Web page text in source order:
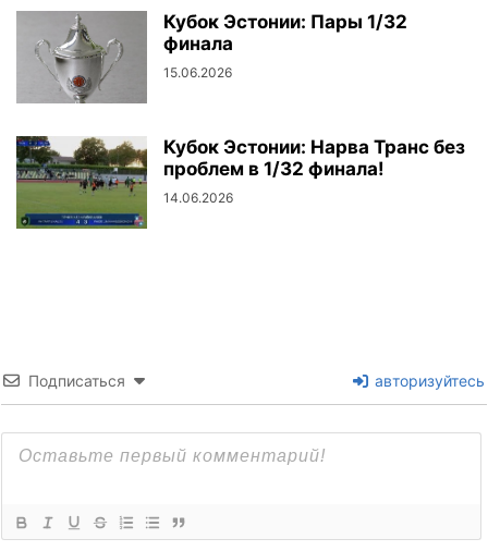
Кубок Эстонии: Пары 1/32
финала
15.06.2026
Кубок Эстонии: Нарва Транс без
проблем в 1/32 финала!
14.06.2026
Подписаться авторизуйтесь